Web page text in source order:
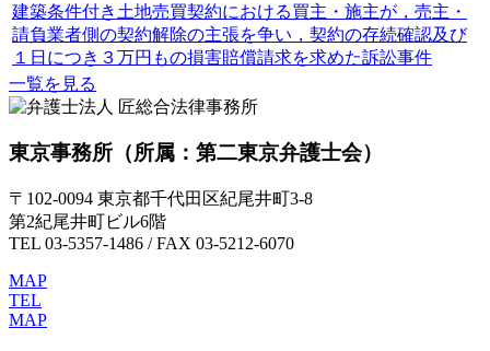
建築条件付き土地売買契約における買主・施主が，売主・
請負業者側の契約解除の主張を争い，契約の存続確認及び
１日につき３万円もの損害賠償請求を求めた訴訟事件
一覧を見る
東京事務所 （所属：第二東京弁護士会）
〒102-0094 東京都千代田区紀尾井町3-8
第2紀尾井町ビル6階
TEL 03-5357-1486 / FAX 03-5212-6070
MAP
TEL
MAP